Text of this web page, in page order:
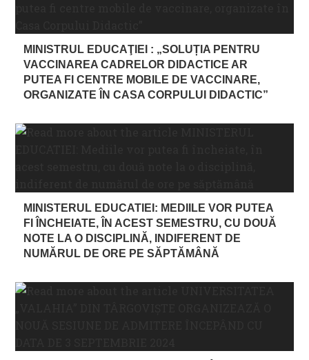
MINISTRUL EDUCAŢIEI : „SOLUȚIA PENTRU
VACCINAREA CADRELOR DIDACTICE AR
PUTEA FI CENTRE MOBILE DE VACCINARE,
ORGANIZATE ÎN CASA CORPULUI DIDACTIC”
MINISTERUL EDUCATIEI: MEDIILE VOR PUTEA
FI ÎNCHEIATE, ÎN ACEST SEMESTRU, CU DOUĂ
NOTE LA O DISCIPLINĂ, INDIFERENT DE
NUMĂRUL DE ORE PE SĂPTĂMÂNĂ